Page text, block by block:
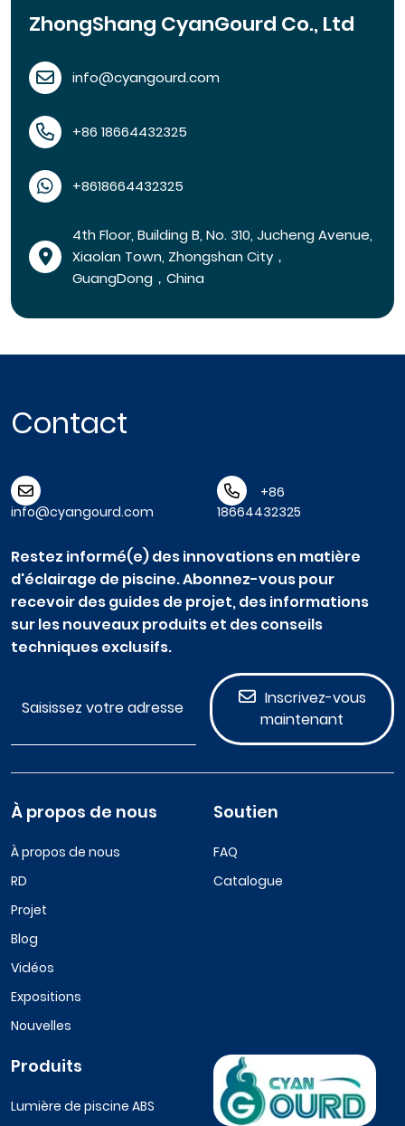
ZhongShang CyanGourd Co., Ltd
info@cyangourd.com
+86 18664432325
+8618664432325
4th Floor, Building B, No. 310, Jucheng Avenue,
Xiaolan Town, Zhongshan City，
GuangDong，China
Contact
info@cyangourd.com
+86
18664432325
Restez informé(e) des innovations en matière
d'éclairage de piscine. Abonnez-vous pour
recevoir des guides de projet, des informations
sur les nouveaux produits et des conseils
techniques exclusifs.
Inscrivez-vous
maintenant
À propos de nous
À propos de nous
RD
Projet
Blog
Vidéos
Expositions
Nouvelles
Soutien
FAQ
Catalogue
Produits
Lumière de piscine ABS